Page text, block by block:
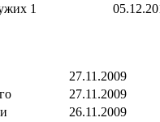
1
27.11.2009
27.11.2009
26.11.2009